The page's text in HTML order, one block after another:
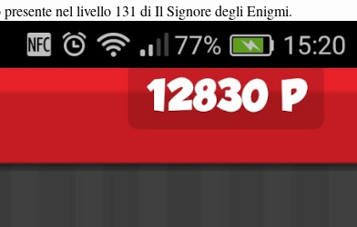
nel livello 131 di Il Signore degli Enigmi.